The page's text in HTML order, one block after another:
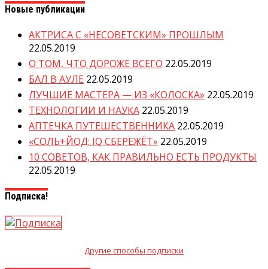
Новые публикации
АКТРИСА С «НЕСОВЕТСКИМ» ПРОШЛЫМ
22.05.2019
О ТОМ, ЧТО ДОРОЖЕ ВСЕГО 22.05.2019
БАЛ В АУЛЕ 22.05.2019
ЛУЧШИЕ МАСТЕРА — ИЗ «КОЛОСКА» 22.05.2019
ТЕХНОЛОГИИ И НАУКА 22.05.2019
АПТЕЧКА ПУТЕШЕСТВЕННИКА 22.05.2019
«СОЛЬ+ЙОД: IQ СБЕРЕЖЁТ» 22.05.2019
10 СОВЕТОВ, КАК ПРАВИЛЬНО ЕСТЬ ПРОДУКТЫ
22.05.2019
Подписка!
Другие способы подписки